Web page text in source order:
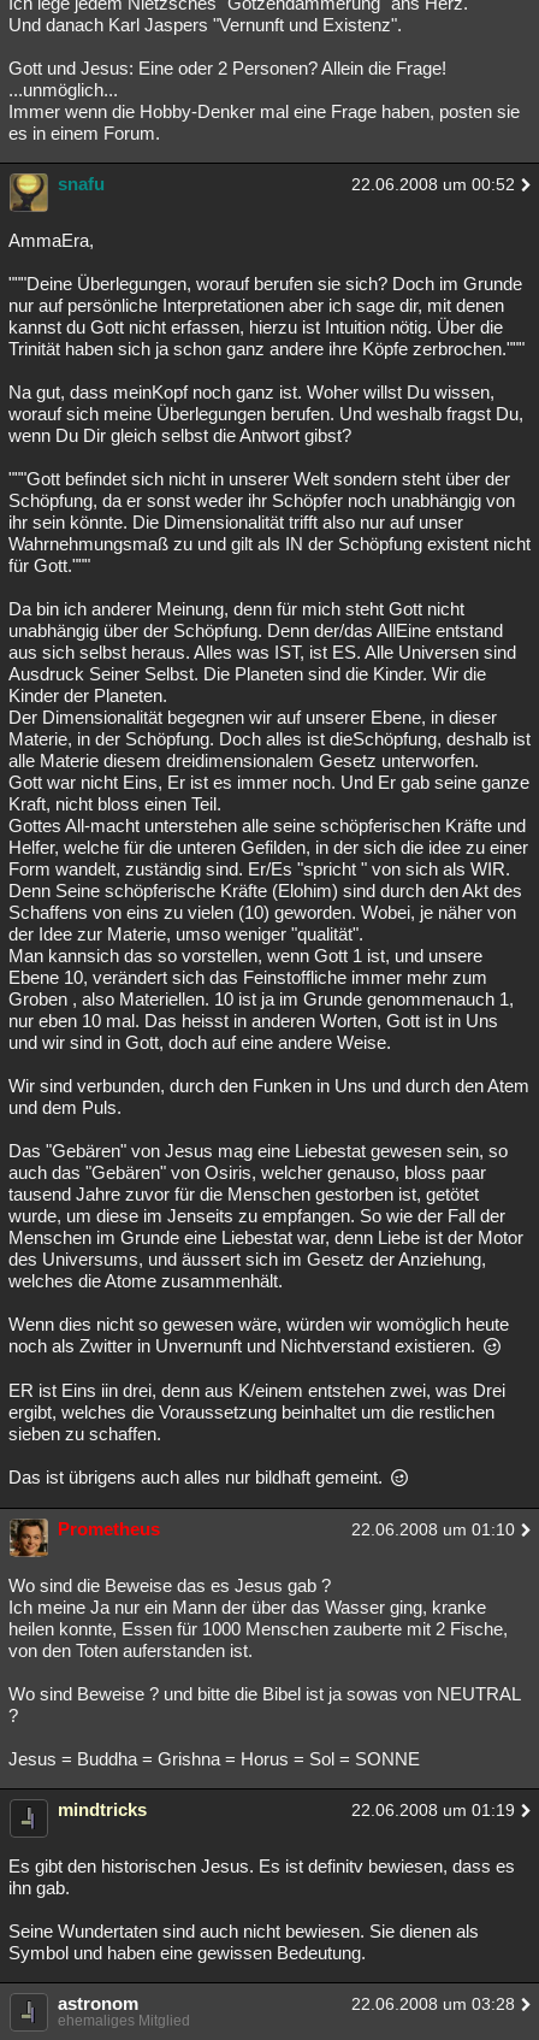
Und danach Karl Jaspers "Vernunft und Existenz".
Gott und Jesus: Eine oder 2 Personen? Allein die Frage!
...unmöglich...
Immer wenn die Hobby-Denker mal eine Frage haben, posten sie
es in einem Forum.
snafu 22.06.2008 um 00:52
AmmaEra,
"""Deine Überlegungen, worauf berufen sie sich? Doch im Grunde
nur auf persönliche Interpretationen aber ich sage dir, mit denen
kannst du Gott nicht erfassen, hierzu ist Intuition nötig. Über die
Trinität haben sich ja schon ganz andere ihre Köpfe zerbrochen."""
Na gut, dass meinKopf noch ganz ist. Woher willst Du wissen,
worauf sich meine Überlegungen berufen. Und weshalb fragst Du,
wenn Du Dir gleich selbst die Antwort gibst?
"""Gott befindet sich nicht in unserer Welt sondern steht über der
Schöpfung, da er sonst weder ihr Schöpfer noch unabhängig von
ihr sein könnte. Die Dimensionalität trifft also nur auf unser
Wahrnehmungsmaß zu und gilt als IN der Schöpfung existent nicht
für Gott."""
Da bin ich anderer Meinung, denn für mich steht Gott nicht
unabhängig über der Schöpfung. Denn der/das AllEine entstand
aus sich selbst heraus. Alles was IST, ist ES. Alle Universen sind
Ausdruck Seiner Selbst. Die Planeten sind die Kinder. Wir die
Kinder der Planeten.
Der Dimensionalität begegnen wir auf unserer Ebene, in dieser
Materie, in der Schöpfung. Doch alles ist dieSchöpfung, deshalb ist
alle Materie diesem dreidimensionalem Gesetz unterworfen.
Gott war nicht Eins, Er ist es immer noch. Und Er gab seine ganze
Kraft, nicht bloss einen Teil.
Gottes All-macht unterstehen alle seine schöpferischen Kräfte und
Helfer, welche für die unteren Gefilden, in der sich die idee zu einer
Form wandelt, zuständig sind. Er/Es "spricht " von sich als WIR.
Denn Seine schöpferische Kräfte (Elohim) sind durch den Akt des
Schaffens von eins zu vielen (10) geworden. Wobei, je näher von
der Idee zur Materie, umso weniger "qualität".
Man kannsich das so vorstellen, wenn Gott 1 ist, und unsere
Ebene 10, verändert sich das Feinstoffliche immer mehr zum
Groben , also Materiellen. 10 ist ja im Grunde genommenauch 1,
nur eben 10 mal. Das heisst in anderen Worten, Gott ist in Uns
und wir sind in Gott, doch auf eine andere Weise.
Wir sind verbunden, durch den Funken in Uns und durch den Atem
und dem Puls.
Das "Gebären" von Jesus mag eine Liebestat gewesen sein, so
auch das "Gebären" von Osiris, welcher genauso, bloss paar
tausend Jahre zuvor für die Menschen gestorben ist, getötet
wurde, um diese im Jenseits zu empfangen. So wie der Fall der
Menschen im Grunde eine Liebestat war, denn Liebe ist der Motor
des Universums, und äussert sich im Gesetz der Anziehung,
welches die Atome zusammenhält.
Wenn dies nicht so gewesen wäre, würden wir womöglich heute
noch als Zwitter in Unvernunft und Nichtverstand existieren.
ER ist Eins iin drei, denn aus K/einem entstehen zwei, was Drei
ergibt, welches die Voraussetzung beinhaltet um die restlichen
sieben zu schaffen.
Das ist übrigens auch alles nur bildhaft gemeint.
Prometheus 22.06.2008 um 01:10
Wo sind die Beweise das es Jesus gab ?
Ich meine Ja nur ein Mann der über das Wasser ging, kranke
heilen konnte, Essen für 1000 Menschen zauberte mit 2 Fische,
von den Toten auferstanden ist.
Wo sind Beweise ? und bitte die Bibel ist ja sowas von NEUTRAL
?
Jesus = Buddha = Grishna = Horus = Sol = SONNE
mindtricks 22.06.2008 um 01:19
Es gibt den historischen Jesus. Es ist definitv bewiesen, dass es
ihn gab.
Seine Wundertaten sind auch nicht bewiesen. Sie dienen als
Symbol und haben eine gewissen Bedeutung.
astronom 22.06.2008 um 03:28
ehemaliges Mitglied